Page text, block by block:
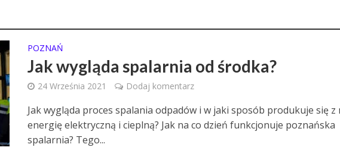
POZNAŃ
Jak wygląda spalarnia od środka?
24 Września 2021 Dodaj komentarz
Jak wygląda proces spalania odpadów i w jaki sposób produkuje się z
energię elektryczną i cieplną? Jak na co dzień funkcjonuje poznańska
spalarnia? Tego...